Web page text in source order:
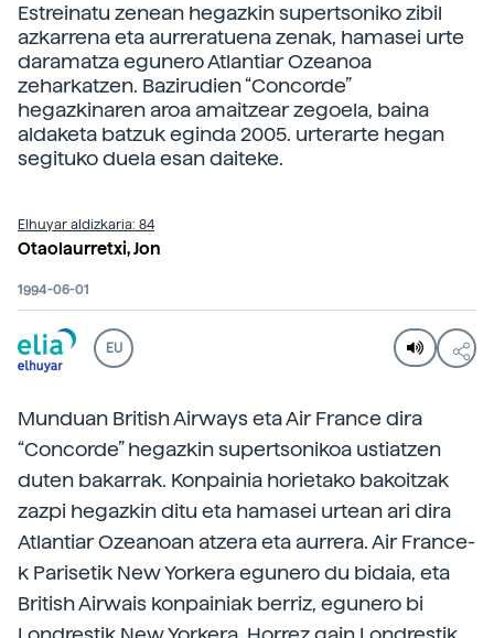
Estreinatu zenean hegazkin supertsoniko zibil
azkarrena eta aurreratuena zenak, hamasei urte
daramatza egunero Atlantiar Ozeanoa
zeharkatzen. Bazirudien “Concorde”
hegazkinaren aroa amaitzear zegoela, baina
aldaketa batzuk eginda 2005. urterarte hegan
segituko duela esan daiteke.
Elhuyar aldizkaria: 84
Otaolaurretxi, Jon
1994-06-01
EU
Munduan British Airways eta Air France dira
“Concorde” hegazkin supertsonikoa ustiatzen
duten bakarrak. Konpainia horietako bakoitzak
zazpi hegazkin ditu eta hamasei urtean ari dira
Atlantiar Ozeanoan atzera eta aurrera. Air France-
k Parisetik New Yorkera egunero du bidaia, eta
British Airwais konpainiak berriz, egunero bi